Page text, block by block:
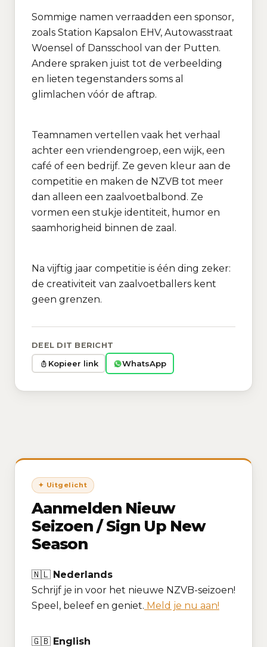
Sommige namen verraadden een sponsor,
zoals Station Kapsalon EHV, Autowasstraat
Woensel of Dansschool van der Putten.
Andere spraken juist tot de verbeelding
en lieten tegenstanders soms al
glimlachen vóór de aftrap.
Teamnamen vertellen vaak het verhaal
achter een vriendengroep, een wijk, een
café of een bedrijf. Ze geven kleur aan de
competitie en maken de NZVB tot meer
dan alleen een zaalvoetbalbond. Ze
vormen een stukje identiteit, humor en
saamhorigheid binnen de zaal.
Na vijftig jaar competitie is één ding zeker:
de creativiteit van zaalvoetballers kent
geen grenzen.
DEEL DIT BERICHT
Kopieer link WhatsApp
Aanmelden Nieuw
Seizoen / Sign Up New
Season
🇳🇱 Nederlands
Schrijf je in voor het nieuwe NZVB-seizoen!
Speel, beleef en geniet. Meld je nu aan!
🇬🇧 English